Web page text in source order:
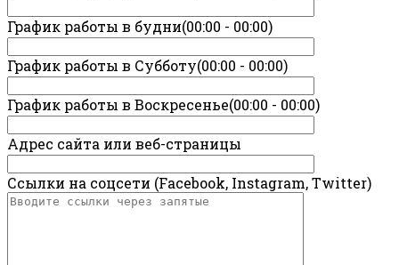
График работы в будни(00:00 - 00:00)
График работы в Субботу(00:00 - 00:00)
График работы в Воскресенье(00:00 - 00:00)
Адрес сайта или веб-страницы
Ссылки на соцсети (Facebook, Instagram, Twitter)